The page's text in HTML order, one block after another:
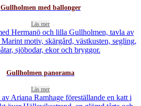
Gullholmen med ballonger
Läs mer
Gullholmen panorama
Läs mer